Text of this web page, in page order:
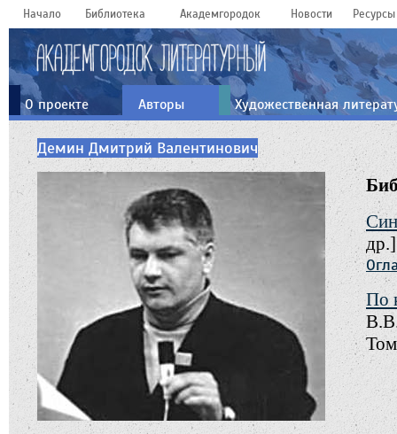
Начало Библиотека Академгородок Новости Ресурсы
О проекте Авторы Художественная
Демин Дмитрий Валентинович
По